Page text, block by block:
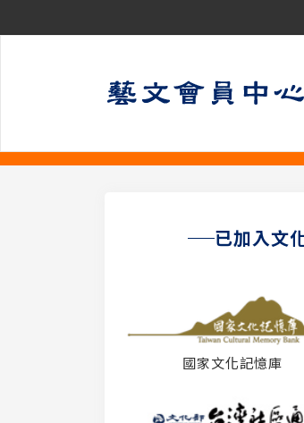
已加入文
國家文化記憶庫